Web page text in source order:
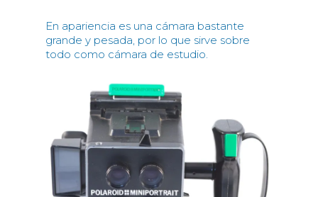
En apariencia es una cámara bastante
grande y pesada, por lo que sirve sobre
todo como cámara de estudio.